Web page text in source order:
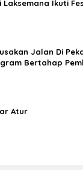
Laksemana Ikuti
Jalan Di
Bertahap
Atur